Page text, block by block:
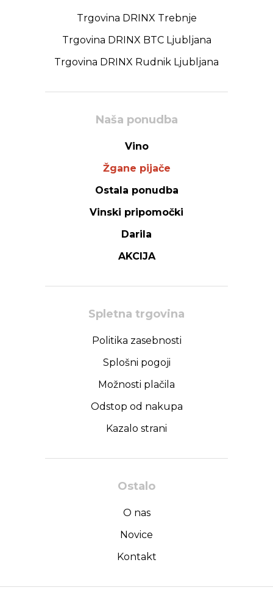
Trgovina DRINX Trebnje
Trgovina DRINX BTC Ljubljana
Trgovina DRINX Rudnik Ljubljana
Naša ponudba
Vino
Žgane pijače
Ostala ponudba
Vinski pripomočki
Darila
AKCIJA
Spletna trgovina
Politika zasebnosti
Splošni pogoji
Možnosti plačila
Odstop od nakupa
Kazalo strani
Ostalo
O nas
Novice
Kontakt